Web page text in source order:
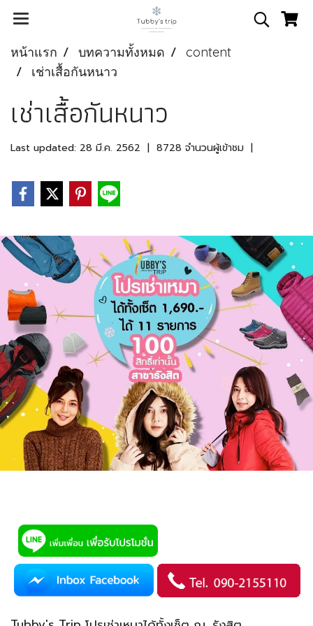
หน้าแรก บทความทั้งหมด
content
เช่าเสื้อกันหนาว
เช่าเสื้อกันหนาว
Last updated: 28 มี.ค. 2562 | 8728 จำนวนผู้เข้าชม |